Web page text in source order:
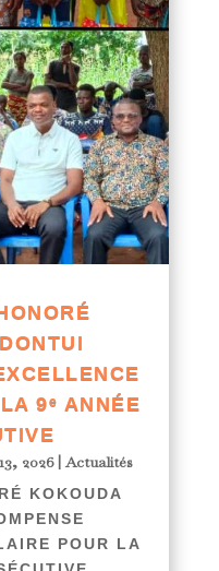
9ᵉ ANNÉE
2026|Actualités
KOKOUDA
POUR LA